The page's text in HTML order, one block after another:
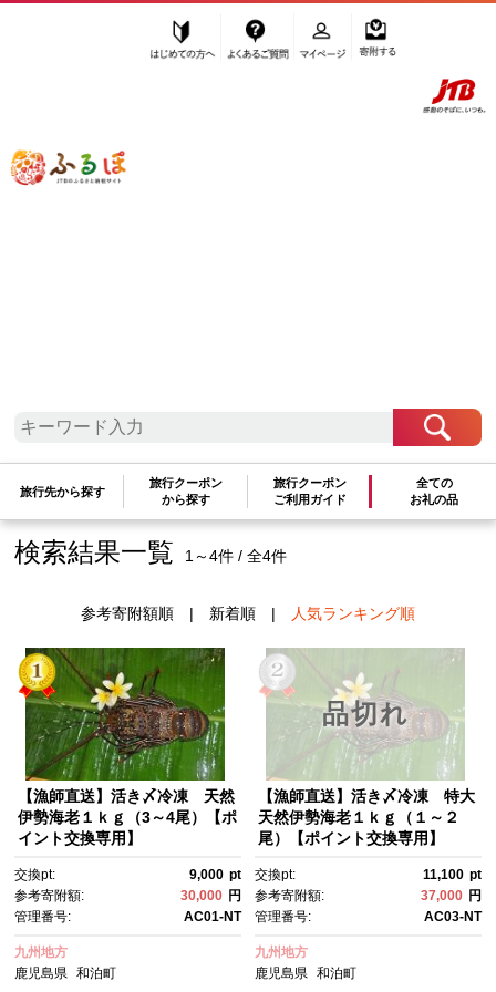
ふるぽ JTBのふるさと納税サイト
旅行先から探す
旅行クーポン
から探す
旅行クーポン
ご利用ガイド
全ての
お礼の品
検索結果一覧 1～4件 / 全4件
参考寄附額順| 新着順| 人気ランキング順
【漁師直送】活き〆冷凍 天然
伊勢海老１ｋｇ（3～4尾）【ポ
イント交換専用】
交換pt: 9,000 pt
参考寄附額:
30,000 円
管理番号:
AC01-NT
九州地方
鹿児島県
和泊町
品切れ
【漁師直送】活き〆冷凍 特大
天然伊勢海老１ｋｇ（１～２
尾）【ポイント交換専用】
交換pt: 11,100 pt
参考寄附額:
37,000 円
管理番号:
AC03-NT
九州地方
鹿児島県 和泊町